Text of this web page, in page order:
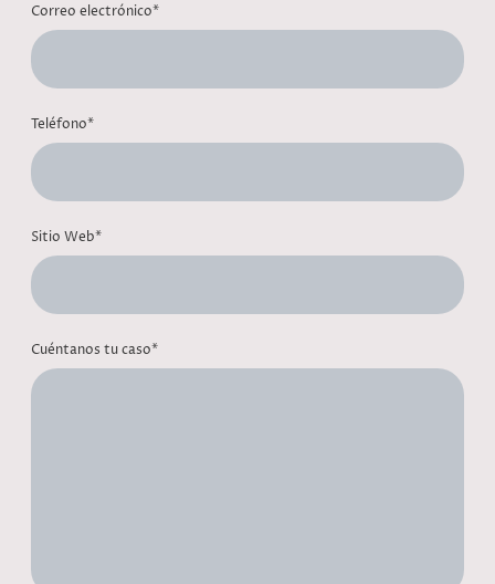
Correo electrónico*
Teléfono*
Sitio Web*
Cuéntanos tu caso*